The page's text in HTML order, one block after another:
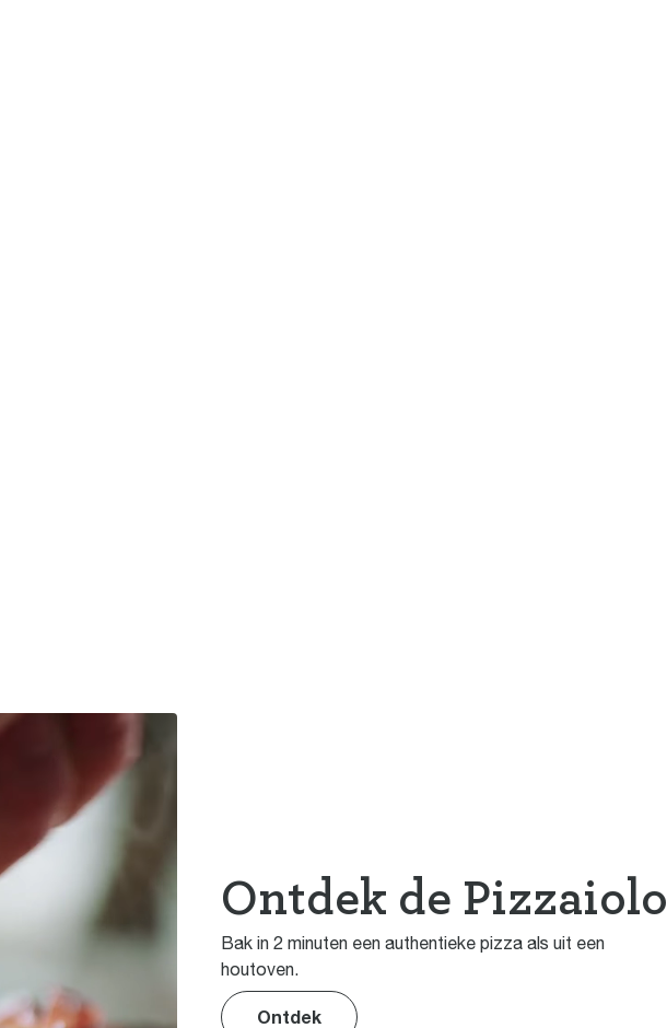
Ontdek de Pizzaiolo
Bak in 2 minuten een authentieke pizza als uit een
houtoven.
Ontdek